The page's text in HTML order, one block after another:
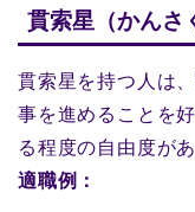
貫索星（かんさ
貫索星を持つ人は
事を進めることを
る程度の自由度が
適職例：